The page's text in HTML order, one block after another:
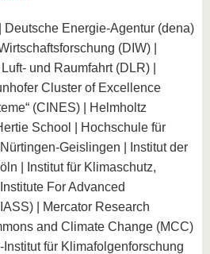
Deutsche Energie-Agentur (dena)
(DIW) |
und Raumfahrt (DLR) |
Cluster of Excellence
(CINES) | Helmholtz
School | Hochschule für
Geislingen | Institut der
| Institut für Klimaschutz,
For Advanced
| Mercator Research
and Climate Change (MCC)
Institut für Klimafolgenforschung